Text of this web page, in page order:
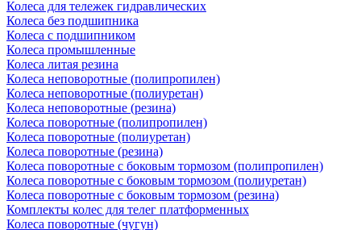
Колеса для тележек гидравлических
Колеса без подшипника
Колеса с подшипником
Колеса промышленные
Колеса литая резина
Колеса неповоротные (полипропилен)
Колеса неповоротные (полиуретан)
Колеса неповоротные (резина)
Колеса поворотные (полипропилен)
Колеса поворотные (полиуретан)
Колеса поворотные (резина)
Колеса поворотные c боковым тормозом (полипропилен)
Колеса поворотные c боковым тормозом (полиуретан)
Колеса поворотные c боковым тормозом (резина)
Комплекты колес для телег платформенных
Колеса поворотные (чугун)